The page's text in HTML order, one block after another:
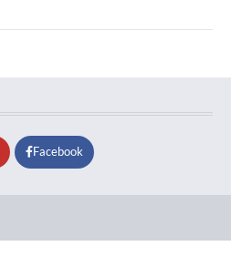
Facebook